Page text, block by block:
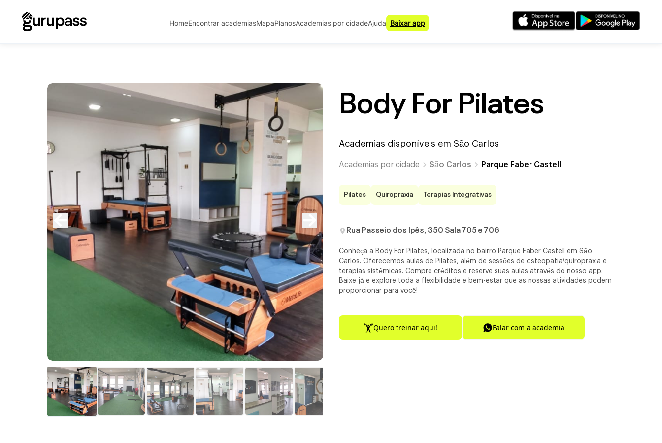
HomeEncontrar academiasMapaPlanosAcademias por cidadeAjuda Baixar app
Body For Pilates
Academias disponíveis em São Carlos
Academias por cidade São Carlos Parque Faber Castell
Pilates Quiropraxia Terapias Integrativas
Rua Passeio dos Ipês, 350 Sala 705 e 706
Conheça a Body For Pilates, localizada no bairro Parque Faber Castell em São
Carlos. Oferecemos aulas de Pilates, além de sessões de osteopatia/quiropraxia e
terapias sistêmicas. Compre créditos e reserve suas aulas através do nosso app.
Baixe já e explore toda a flexibilidade e bem-estar que as nossas atividades podem
proporcionar para você!
Quero treinar aqui! Falar com a academia